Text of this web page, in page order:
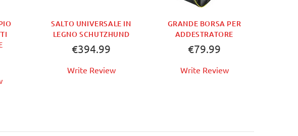
SALTO UNIVERSALE IN
LEGNO SCHUTZHUND
€394.99
Write Review
GRANDE BORSA PER
ADDESTRATORE
€79.99
Write Review